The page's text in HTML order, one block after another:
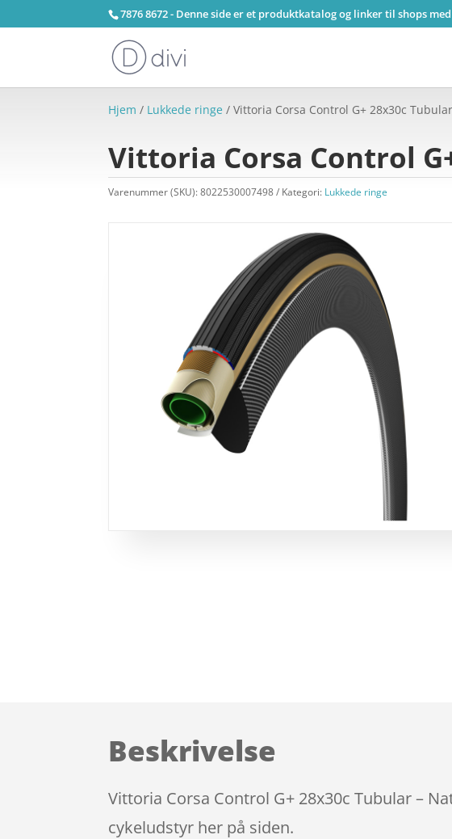
7876 8672 - Denne side er et produktkatalog og linker til shops
Hjem / Lukkede ringe / Vittoria Corsa Control G+ 28x30c
Vittoria Corsa Control
Varenummer (SKU):8022530007498 Kategori: Lukkede ringe
Beskrivelse
Vittoria Corsa Control G+ 28x30c Tubular –
cykeludstyr her på siden.